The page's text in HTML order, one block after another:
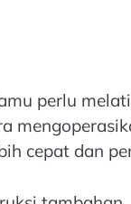
perlu
cepat dan